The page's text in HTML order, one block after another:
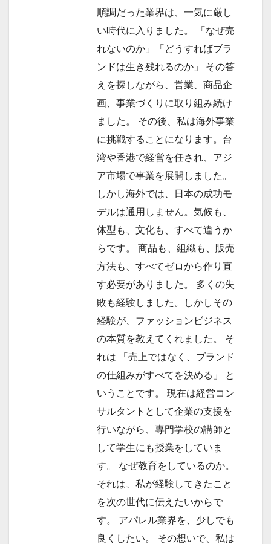
順調だった業界は、一気に厳し
い時代に入りました。 「なぜ売
れないのか」「どうすればブラ
ンドは生き残れるのか」 その答
えを探しながら、営業、商品企
画、事業づくりに取り組み続け
ました。 その後、私は海外事業
に挑戦することになります。台
湾や香港で経営を任され、アジ
ア市場で事業を展開しました。
しかし海外では、日本の成功モ
デルは通用しません。気候も、
体型も、文化も、すべて違うか
らです。 商品も、組織も、販売
方法も、すべてゼロから作り直
す必要がありました。 多くの失
敗も経験しました。しかしその
経験が、ファッションビジネス
の本質を教えてくれました。 そ
れは 「売上ではなく、ブランド
の仕組みがすべてを決める」 と
いうことです。 現在は経営コン
サルタントとして企業の支援を
行いながら、専門学校の講師と
して学生にも授業をしていま
す。 なぜ教育をしているのか。
それは、私が経験してきたこと
を次の世代に伝えたいからで
す。 アパレル業界を、少しでも
良くしたい。 その想いで、私は